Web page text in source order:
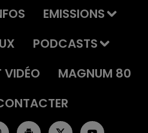
EMISSIONS
PODCASTS
VIDÉO
MAGNUM 80